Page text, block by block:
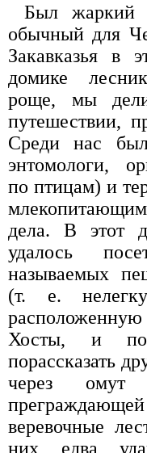
Был жаркий
обычный для
Закавказья в
домике
роще, мы
путешествии,
Среди нас
энтомологи,
по птицам) и
дела. В этот
удалось
называемых
(т. е.
Хосты, и
порассказать
через
веревочные
них едва